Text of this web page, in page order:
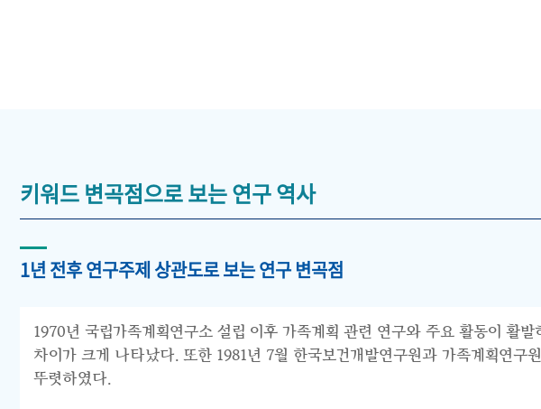
키워드 변곡점으로 보는 연구 역사
1년 전후 연구주제 상관도로 보는 연구 변곡점
1970년 국립가족계획연구소 설립 이후 가족계획 관련 연구와 주요 활동이 활
차이가 크게 나타났다. 또한 1981년 7월 한국보건개발연구원과 가족계획연
뚜렷하였다.